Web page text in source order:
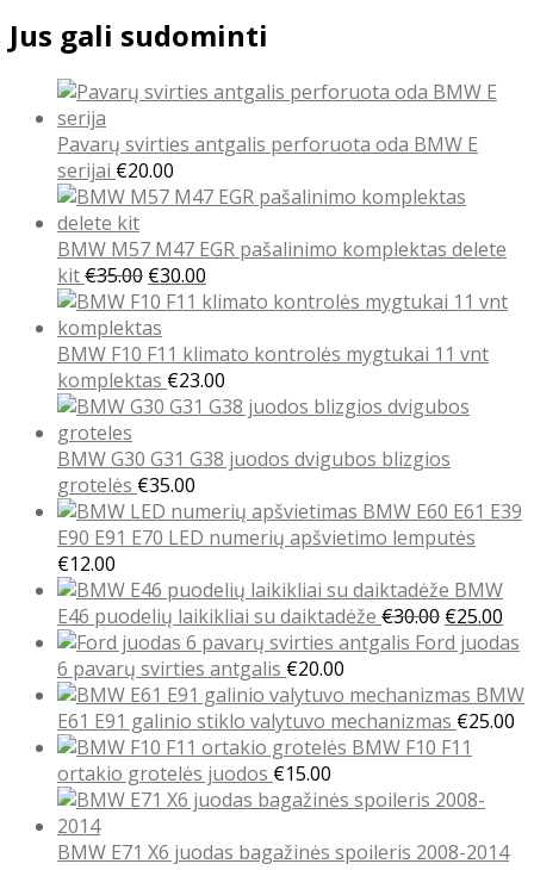
Jus gali sudominti
Pavarų svirties antgalis perforuota oda BMW E
serijai €20.00
BMW M57 M47 EGR pašalinimo komplektas delete
kit€35.00 Original
price
was:
€35.00.
€30.00
price
€30.00.
BMW F10 F11 klimato kontrolės mygtukai 11 vnt
komplektas €23.00
BMW G30 G31 G38 juodos dvigubos blizgios
grotelės €35.00
BMW E60 E61 E39
E90 E91 E70 LED numerių apšvietimo lemputės
€12.00
BMW
E46 puodelių laikikliai su daiktadėže €30.00 Original
price
€30.00.
€25.00
Ford juodas
6 pavarų svirties antgalis €20.00
BMW
E61 E91 galinio stiklo valytuvo mechanizmas €25.00
BMW F10 F11
ortakio grotelės juodos €15.00
BMW E71 X6 juodas bagažinės spoileris 2008-2014